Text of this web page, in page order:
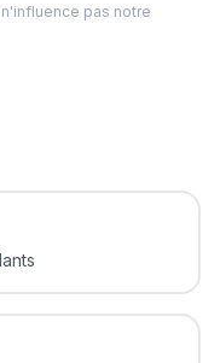
pas notre